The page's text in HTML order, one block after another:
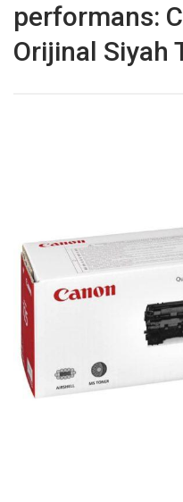
performans:
Orijinal Siyah